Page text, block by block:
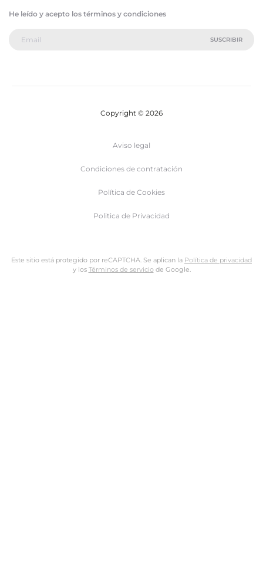
He leído y acepto los términos y condiciones
Copyright © 2026
Aviso legal
Condiciones de contratación
Política de Cookies
Politica de Privacidad
Este sitio está protegido por reCAPTCHA. Se aplican la Política de privacidad
y los Términos de serviciode Google.